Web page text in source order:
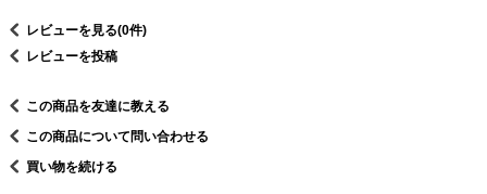
レビューを見る(0件)
レビューを投稿
この商品を友達に教える
この商品について問い合わせる
買い物を続ける